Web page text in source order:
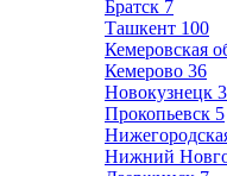
Братск 7
Ташкент 100
Кемеровская
Кемерово 36
Новокузнецк
Прокопьевск 5
Нижний